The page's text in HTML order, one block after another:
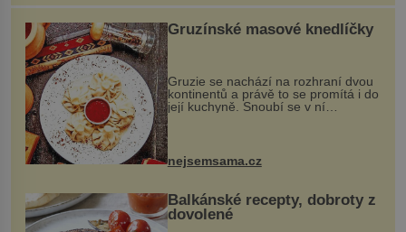
Gruzínské masové knedlíčky
Gruzie se nachází na rozhraní dvou
kontinentů a právě to se promítá i do
její kuchyně. Snoubí se v ní
evropské a asijské chutě a díky tomu
pokrmy, které rozhodně st...
nejsemsama.cz
Balkánské recepty, dobroty z
dovolené